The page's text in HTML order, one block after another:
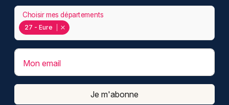
27 - Eure
Choisir mes départements
Mon email
Je m'abonne